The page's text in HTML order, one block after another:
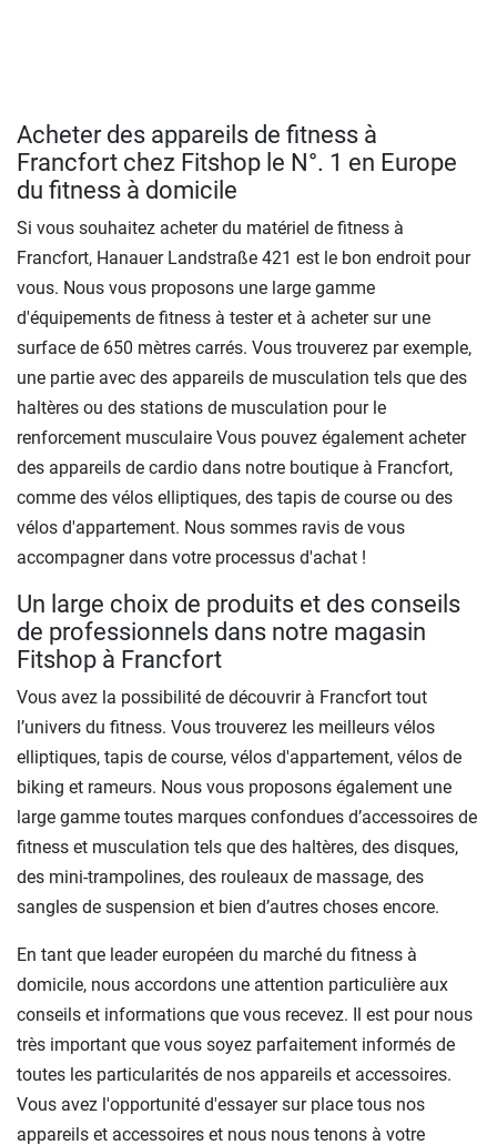
Acheter des appareils de fitness à
Francfort chez Fitshop le N°. 1 en Europe
du fitness à domicile
Si vous souhaitez acheter du matériel de fitness à
Francfort, Hanauer Landstraße 421 est le bon endroit pour
vous. Nous vous proposons une large gamme
d'équipements de fitness à tester et à acheter sur une
surface de 650 mètres carrés. Vous trouverez par exemple,
une partie avec des appareils de musculation tels que des
haltères ou des stations de musculation pour le
renforcement musculaire Vous pouvez également acheter
des appareils de cardio dans notre boutique à Francfort,
comme des vélos elliptiques, des tapis de course ou des
vélos d'appartement. Nous sommes ravis de vous
accompagner dans votre processus d'achat !
Un large choix de produits et des conseils
de professionnels dans notre magasin
Fitshop à Francfort
Vous avez la possibilité de découvrir à Francfort tout
l’univers du fitness. Vous trouverez les meilleurs vélos
elliptiques, tapis de course, vélos d'appartement, vélos de
biking et rameurs. Nous vous proposons également une
large gamme toutes marques confondues d’accessoires de
fitness et musculation tels que des haltères, des disques,
des mini-trampolines, des rouleaux de massage, des
sangles de suspension et bien d’autres choses encore.
En tant que leader européen du marché du fitness à
domicile, nous accordons une attention particulière aux
conseils et informations que vous recevez. Il est pour nous
très important que vous soyez parfaitement informés de
toutes les particularités de nos appareils et accessoires.
Vous avez l'opportunité d'essayer sur place tous nos
appareils et accessoires et nous nous tenons à votre